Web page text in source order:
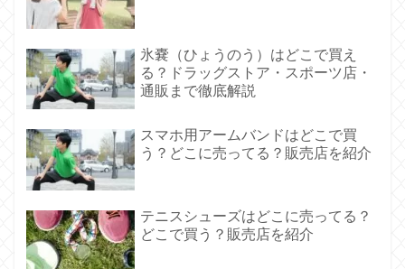
氷嚢（ひょうのう）はどこで買え
る？ドラッグストア・スポーツ店・
通販まで徹底解説
スマホ用アームバンドはどこで買
う？どこに売ってる？販売店を紹介
テニスシューズはどこに売ってる？
どこで買う？販売店を紹介